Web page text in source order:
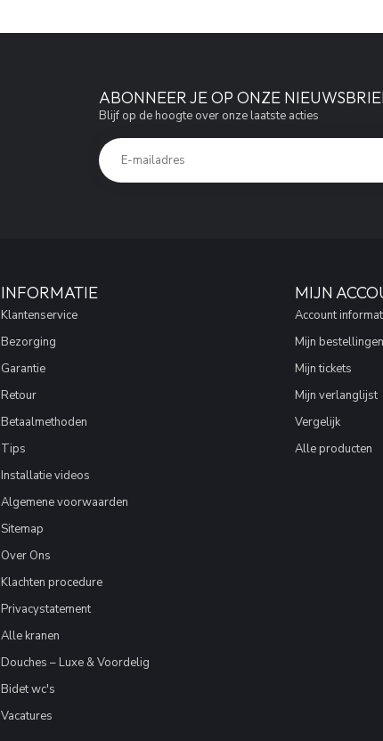
ABONNEER JE OP ONZE
Blijf op de hoogte over onze laatste acties
INFORMATIE
Klantenservice
Bezorging
Garantie
Retour
Betaalmethoden
Tips
Installatie videos
Algemene voorwaarden
Sitemap
Over Ons
Klachten procedure
Privacystatement
Alle kranen
Douches – Luxe & Voordelig
Bidet wc's
Vacatures
MIJN
Account
Mijn bestellingen
Mijn tickets
Mijn verlanglijst
Vergelijk
Alle producten